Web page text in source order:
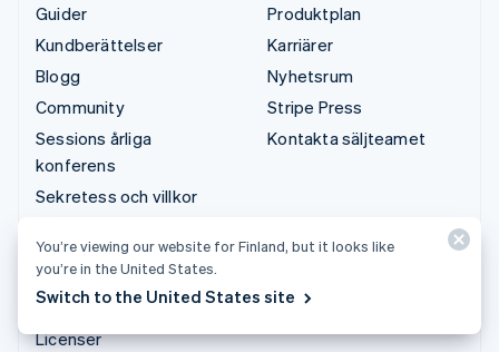
Guider
Kundberättelser
Blogg
Community
Sessions årliga
konferens
Sekretess och villkor
och verksamheter som
är föremål för
restriktioner
Licenser
Produktplan
Karriärer
Nyhetsrum
Stripe Press
Kontakta säljteamet
You’re viewing our website for Finland, but it looks like
you’re in the United States.
Switch to the United States site